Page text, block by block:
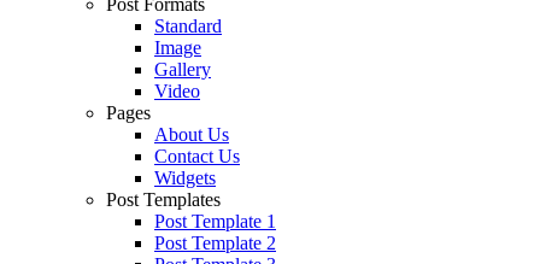
Standard
Image
Gallery
Video
Pages
About Us
Contact Us
Widgets
Post Templates
Post Template 1
Post Template 2